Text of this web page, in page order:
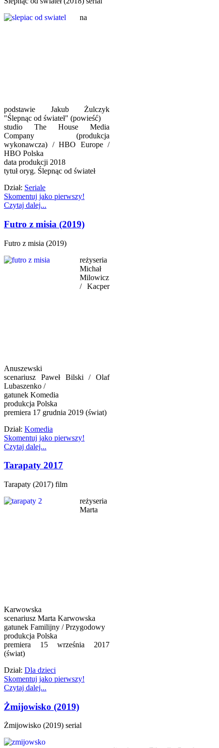
na
podstawie Jakub Żulczyk
"Ślepnąc od świateł" (powieść)
studio The House Media
Company (produkcja
wykonawcza) / HBO Europe /
HBO Polska
data produkcji 2018
tytuł oryg. Ślepnąc od świateł
Dział: Seriale
Skomentuj jako pierwszy!
Czytaj dalej...
Futro z misia (2019)
Futro z misia (2019)
reżyseria
Michał
Milowicz
/ Kacper
Anuszewski
scenariusz Paweł Bilski / Olaf
Lubaszenko /
gatunek Komedia
produkcja Polska
premiera 17 grudnia 2019 (świat)
Dział: Komedia
Skomentuj jako pierwszy!
Czytaj dalej...
Tarapaty 2017
Tarapaty (2017) film
reżyseria
Marta
Karwowska
scenariusz Marta Karwowska
gatunek Familijny / Przygodowy
produkcja Polska
premiera 15 września 2017
(świat)
Dział: Dla dzieci
Skomentuj jako pierwszy!
Czytaj dalej...
Żmijowisko (2019)
Żmijowisko (2019) serial